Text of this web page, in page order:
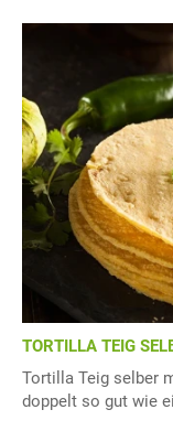
TORTILLA TEIG
Tortilla Teig selber
doppelt so gut wie